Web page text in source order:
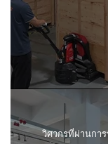
วิศวกรที่ผ่านการ